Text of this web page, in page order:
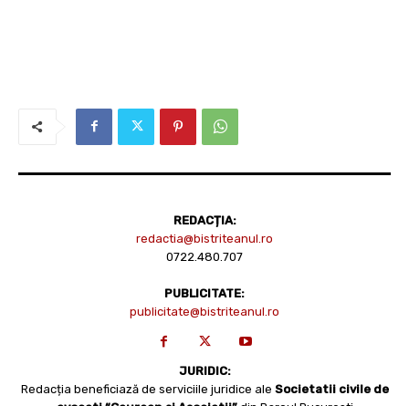
REDACȚIA:
redactia@bistriteanul.ro
0722.480.707
PUBLICITATE:
publicitate@bistriteanul.ro
JURIDIC:
Redacția beneficiază de serviciile juridice ale Societatii civile de